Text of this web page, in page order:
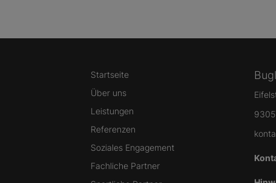
Startseite
Über uns
Leistungen
Referenzen
Soziales Engagement
Fachliche Partner